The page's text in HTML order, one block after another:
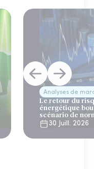
Analyses de
Le retour du
énergétique
scénario de
30 Juill. 2026